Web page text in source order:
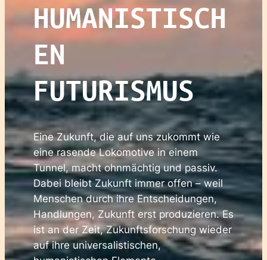
HUMANISTISCH
EN
FUTURISMUS
Eine Zukunft, die auf uns zukommt wie
eine rasende Lokomotive in einem
Tunnel, macht ohnmächtig und passiv.
Dabei bleibt Zukunft immer offen – weil
Menschen durch ihre Entscheidungen,
Handlungen, Zukunft erst produzieren. Es
ist an der Zeit, Zukunftsforschung wieder
auf ihre universalistischen,